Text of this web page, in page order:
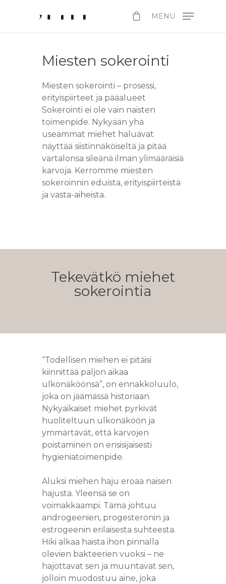
MENU
Miesten sokerointi
Miesten sokerointi – prosessi,
erityispiirteet ja pääalueet
Sokerointi ei ole vain naisten
toimenpide. Nykyään yhä
useammat miehet haluavat
näyttää siistinnäköiseltä ja pitää
vartalonsa sileänä ilman ylimääräisiä
karvoja. Kerromme miesten
sokeroinnin eduista, erityispiirteistä
ja vasta-aiheista.
Tekevätkö miehet
sokerointia
“Todellisen miehen ei pitäisi
kiinnittää paljon aikaa
ulkonäköönsä”, on ennakkoluulo,
joka on jäämässä historiaan.
Nykyaikaiset miehet pyrkivät
huoliteltuun ulkonäköön ja
ymmärtävät, että karvojen
poistaminen on ensisijaisesti
hygieniatoimenpide.
Aluksi miehen haju eroaa naisen
hajusta. Yleensä se on
voimakkaampi. Tämä johtuu
androgeenien, progesteronin ja
estrogeenin erilaisesta suhteesta.
Hiki alkaa haista ihon pinnalla
olevien bakteerien vuoksi – ne
hajottavat sen ja muuntavat sen,
jolloin muodostuu aine, joka